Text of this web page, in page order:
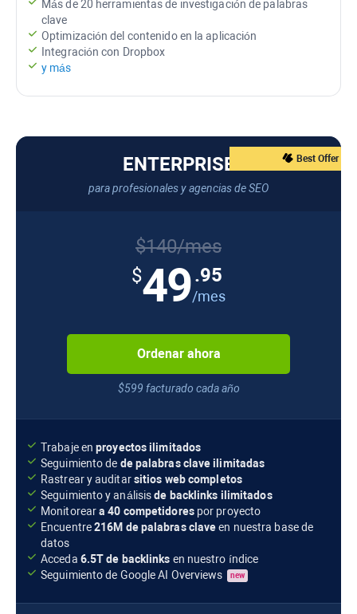
Más de 20 herramientas de investigación de palabras
clave
Optimización del contenido en la aplicación
Integración con Dropbox
y más
Best Offer
ENTERPRISE
para profesionales y agencias de SEO
$140/mes
$49.95
/mes
Ordenar ahora
$599 facturado cada año
Trabaje enproyectos ilimitados
Seguimiento de de palabras clave ilimitadas
Rastrear y auditarsitios web completos
Seguimiento y análisisde backlinks ilimitados
Monitoreara 40 competidorespor proyecto
Encuentre216M de palabras claveen nuestra base de
datos
Acceda 6.5Tde backlinks en nuestro índice
Seguimiento de Google AI Overviews new